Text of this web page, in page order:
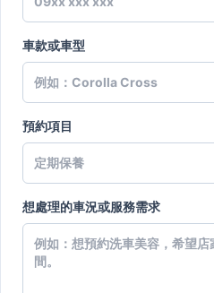
車款或車型
預約項目
想處理的車況或服務需求